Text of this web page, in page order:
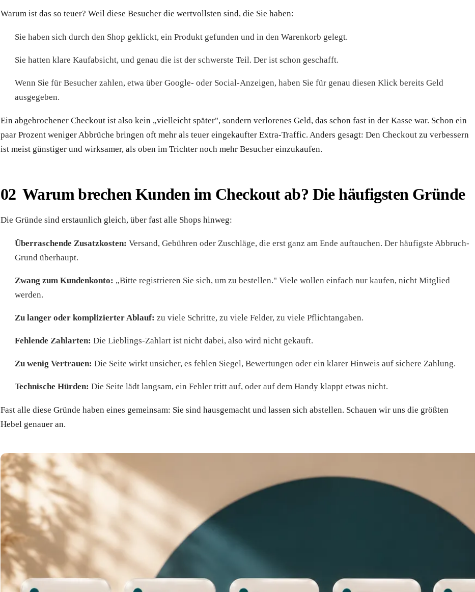
Warum ist das so teuer? Weil diese Besucher die wertvollsten sind, die Sie haben:
Sie haben sich durch den Shop geklickt, ein Produkt gefunden und in den Warenkorb gelegt.
Sie hatten klare Kaufabsicht, und genau die ist der schwerste Teil. Der ist schon geschafft.
Wenn Sie für Besucher zahlen, etwa über Google- oder Social-Anzeigen, haben Sie für genau diesen Klick bereits Geld
ausgegeben.
Ein abgebrochener Checkout ist also kein „vielleicht später", sondern verlorenes Geld, das schon fast in der Kasse war. Schon ein
paar Prozent weniger Abbrüche bringen oft mehr als teuer eingekaufter Extra-Traffic. Anders gesagt: Den Checkout zu verbessern
ist meist günstiger und wirksamer, als oben im Trichter noch mehr Besucher einzukaufen.
Warum brechen Kunden im Checkout ab? Die häufigsten Gründe
Die Gründe sind erstaunlich gleich, über fast alle Shops hinweg:
Überraschende Zusatzkosten: Versand, Gebühren oder Zuschläge, die erst ganz am Ende auftauchen. Der häufigste Abbruch-
Grund überhaupt.
Zwang zum Kundenkonto: „Bitte registrieren Sie sich, um zu bestellen." Viele wollen einfach nur kaufen, nicht Mitglied
werden.
Zu langer oder komplizierter Ablauf: zu viele Schritte, zu viele Felder, zu viele Pflichtangaben.
Fehlende Zahlarten: Die Lieblings-Zahlart ist nicht dabei, also wird nicht gekauft.
Zu wenig Vertrauen: Die Seite wirkt unsicher, es fehlen Siegel, Bewertungen oder ein klarer Hinweis auf sichere Zahlung.
Technische Hürden: Die Seite lädt langsam, ein Fehler tritt auf, oder auf dem Handy klappt etwas nicht.
Fast alle diese Gründe haben eines gemeinsam: Sie sind hausgemacht und lassen sich abstellen. Schauen wir uns die größten
Hebel genauer an.